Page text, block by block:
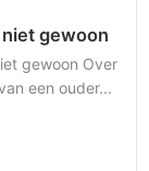
gewoon
gewoon Over
een ouder...